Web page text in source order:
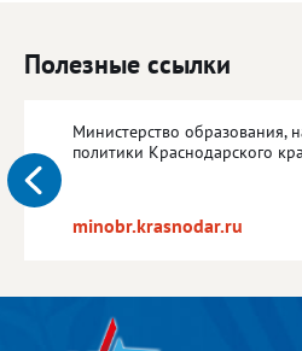
Полезные ссылки
Министерство образования,
политики Краснодарского
minobr.krasnodar.ru